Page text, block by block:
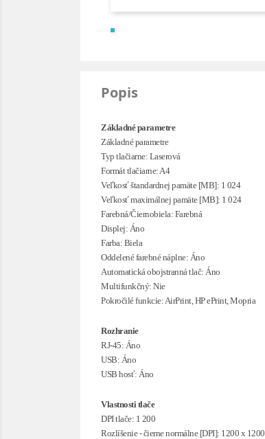
Popis
Základné parametre
Základné parametre
Typ tlačiarne: Laserová
Formát tlačiarne: A4
Veľkosť štandardnej pamäte [MB]: 1 024
Veľkosť maximálnej pamäte [MB]: 1 024
Farebná/Čiernobiela: Farebná
Displej: Áno
Farba: Biela
Oddelené farebné náplne: Áno
Automatická obojstranná tlač: Áno
Multifunkčný: Nie
Pokročilé funkcie: AirPrint, HP ePrint, Mopria
Rozhranie
RJ-45: Áno
USB: Áno
USB hosť: Áno
Vlastnosti tlače
DPI tlače: 1 200
Rozlíšenie - čierne normálne [DPI]: 1200 x 1200